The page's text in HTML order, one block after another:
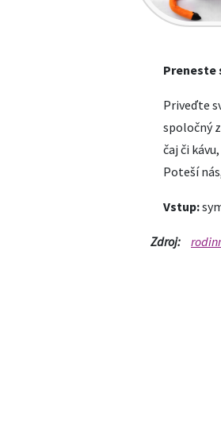
Preneste
Priveďte
spoločný
čaj či
Poteší
Vstup:
Zdroj: